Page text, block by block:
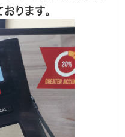
ります。